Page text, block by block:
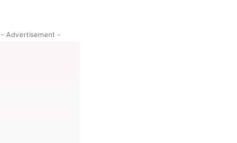
- Advertisement -